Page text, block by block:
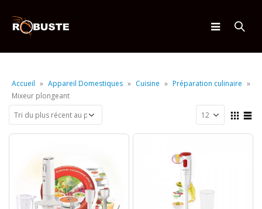
Accueil » Appareil Domestiques » Cuisine » Préparation culinaire »
Mixeur plongeant